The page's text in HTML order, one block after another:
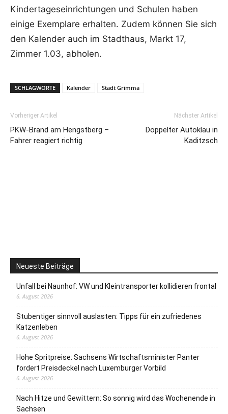
Kindertageseinrichtungen und Schulen haben
einige Exemplare erhalten. Zudem können Sie sich
den Kalender auch im Stadthaus, Markt 17,
Zimmer 1.03, abholen.
SCHLAGWORTE Kalender Stadt Grimma
Vorheriger Artikel
PKW-Brand am Hengstberg –
Fahrer reagiert richtig
Nächster Artikel
Doppelter Autoklau in
Kaditzsch
Neueste Beiträge
Unfall bei Naunhof: VW und Kleintransporter kollidieren frontal
6. August 2026
Stubentiger sinnvoll auslasten: Tipps für ein zufriedenes
Katzenleben
6. August 2026
Hohe Spritpreise: Sachsens Wirtschaftsminister Panter
fordert Preisdeckel nach Luxemburger Vorbild
6. August 2026
Nach Hitze und Gewittern: So sonnig wird das Wochenende in
Sachsen